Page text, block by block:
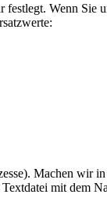
Wenn
Machen wir
mit